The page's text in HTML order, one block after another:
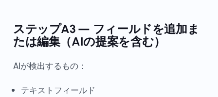
ステップA3 — フィールドを追加ま
たは編集（AIの提案を含む）
AIが検出するもの：
テキストフィールド